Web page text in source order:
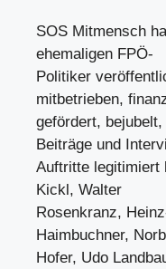
SOS Mitmensch
ehemaligen FPÖ-
Politiker
mitbetrieben,
gefördert,
Beiträge und
Auftritte legitimiert
Kickl, Walter
Rosenkranz,
Haimbuchner,
Hofer, Udo